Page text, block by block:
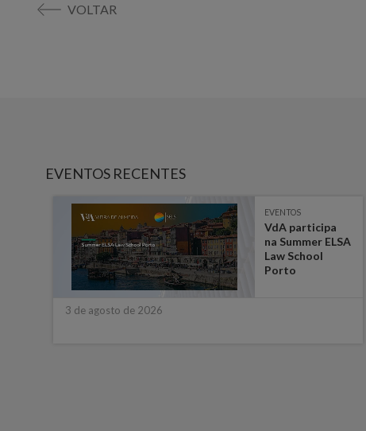
VOLTAR
EVENTOS RECENTES
EVENTOS
VdA participa
na Summer ELSA
Law School
Porto
3 de agosto de 2026